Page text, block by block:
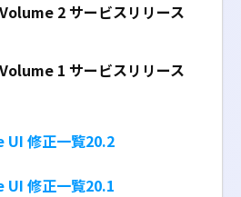
2 サービスリリース
1 サービスリリース
修正一覧20.2
修正一覧20.1